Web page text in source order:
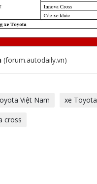
(forum.autodaily.vn)
Việt Nam xe Toyota
cross